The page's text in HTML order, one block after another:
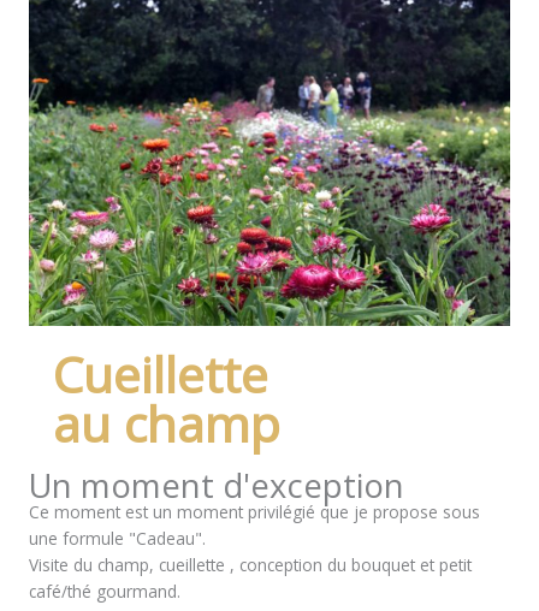
Cueillette
au champ
Un moment d'exception
Ce moment est un moment privilégié que je propose sous
une formule "Cadeau".
Visite du champ, cueillette , conception du bouquet et petit
café/thé gourmand.